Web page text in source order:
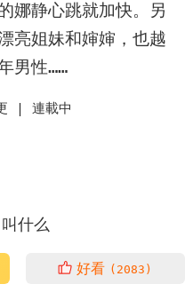
娜静心跳就加快。另
亮姐妹和婶婶，也越
男性……
| 連載中
什么
了 亲密的家庭繁体
好看 (2083)